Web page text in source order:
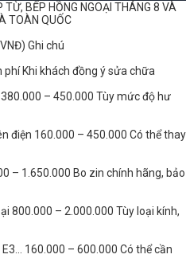
BẾP HỒNG NGOẠI THÁNG 8 VÀ
TOÀN QUỐC
Ghi chú
phí Khi khách đồng ý sửa chữa
– 450.000 Tùy mức độ hư
điện 160.000 – 450.000 Có thể thay
– 1.650.000 Bo zin chính hãng, bảo
800.000 – 2.000.000 Tùy loại kính,
160.000 – 600.000 Có thể cần